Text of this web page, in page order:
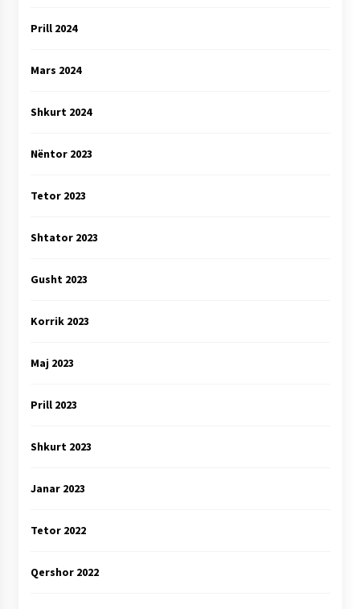
Prill 2024
Mars 2024
Shkurt 2024
Nëntor 2023
Tetor 2023
Shtator 2023
Gusht 2023
Korrik 2023
Maj 2023
Prill 2023
Shkurt 2023
Janar 2023
Tetor 2022
Qershor 2022